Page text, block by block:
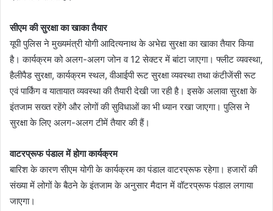
सीएम की सुरक्षा का खाका तैयार
यूपी पुलिस ने मुख्यमंत्री योगी आदित्यनाथ के अभेद्य सुरक्षा का खाका तैयार किया
है। कार्यक्रम को अलग-अलग जोन व 12 सेक्टर में बांटा जाएगा। फ्लीट व्यवस्था,
हैलीपैड सुरक्षा, कार्यक्रम स्थल, वीआईपी रूट सुरक्षा व्यवस्था तथा कंटीजेंसी रूट
एवं पार्किंग व यातायात व्यवस्था की तैयारी देखी जा रही है। इसके अलावा सुरक्षा के
इंतजाम सख्त रहेंगे और लोगों की सुविधाओं का भी ध्यान रखा जाएगा। पुलिस ने
सुरक्षा के लिए अलग-अलग टीमें तैयार की हैं।
वाटरप्रूफ पंडाल में होगा कार्यक्रम
बारिश के कारण सीएम योगी के कार्यक्रम का पंडाल वाटरप्रूफ रहेगा। हजारों की
संख्या में लोगों के बैठने के इंतजाम के अनुसार मैदान में वॉटरप्रूफ पंडाल लगाया
जाएगा।